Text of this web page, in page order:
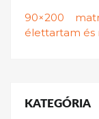
90×200
élettartam és
KATEGÓRIA